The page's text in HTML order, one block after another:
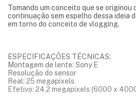
Tomando um conceito que se originou
continuação sem espelho dessa ideia
em torno do conceito de vlogging.
ESPECIFICAÇÕES TÉCNICAS:
Montagem de lente: Sony E
Resolução do sensor
Real: 25 megapixels
Efetivo: 24,2 megapixels (6000 x